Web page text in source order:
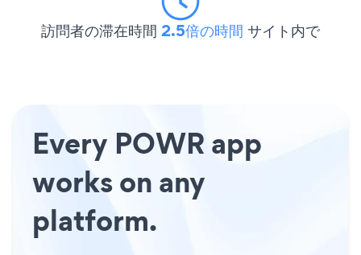
訪問者の滞在時間 2.5倍の時間 サイト内で
Every POWR app
works on any
platform.